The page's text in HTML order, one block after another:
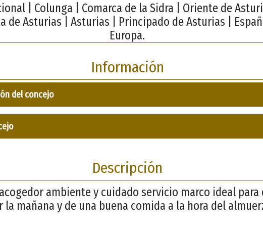
| Colunga | Comarca de la Sidra | Oriente de
de Asturias | Asturias | Principado de Asturias |
Europa.
Información
del concejo
Descripción
ambiente y cuidado servicio marco ideal
la mañana y de una buena comida a la hora del